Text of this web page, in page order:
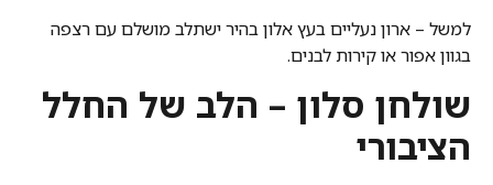
למשל – ארון נעליים בעץ אלון בהיר ישתלב מושלם עם רצפה
בגוון אפור או קירות לבנים.
שולחן סלון – הלב של החלל
הציבורי